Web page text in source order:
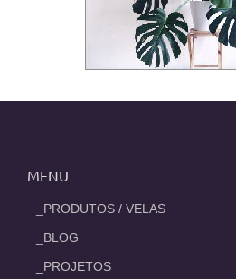
MENU
_PRODUTOS / VELAS
_BLOG
_PROJETOS